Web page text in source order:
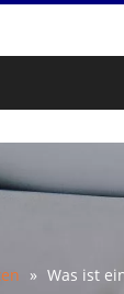
» Was ist